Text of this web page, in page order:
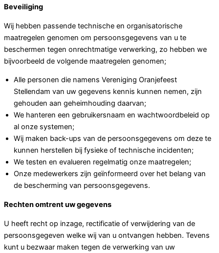
Beveiliging
Wij hebben passende technische en organisatorische
maatregelen genomen om persoonsgegevens van u te
beschermen tegen onrechtmatige verwerking, zo hebben we
bijvoorbeeld de volgende maatregelen genomen;
Alle personen die namens Vereniging Oranjefeest
Stellendam van uw gegevens kennis kunnen nemen, zijn
gehouden aan geheimhouding daarvan;
We hanteren een gebruikersnaam en wachtwoordbeleid op
al onze systemen;
Wij maken back-ups van de persoonsgegevens om deze te
kunnen herstellen bij fysieke of technische incidenten;
We testen en evalueren regelmatig onze maatregelen;
Onze medewerkers zijn geïnformeerd over het belang van
de bescherming van persoonsgegevens.
Rechten omtrent uw gegevens
U heeft recht op inzage, rectificatie of verwijdering van de
persoonsgegeven welke wij van u ontvangen hebben. Tevens
kunt u bezwaar maken tegen de verwerking van uw